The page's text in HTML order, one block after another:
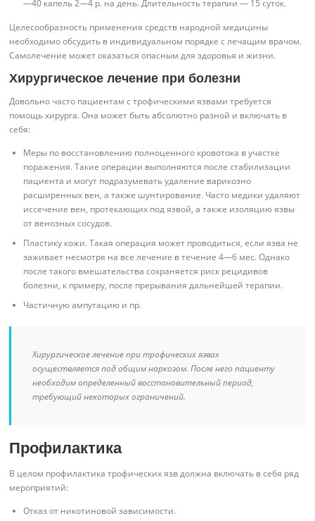
—40 капель 2—4 р. на день. Длительность терапии — 15 суток.
Целесообразность применения средств народной медицины
необходимо обсудить в индивидуальном порядке с лечащим врачом.
Самолечение может оказаться опасным для здоровья и жизни.
Хирургическое лечение при болезни
Довольно часто пациентам с трофическими язвами требуется
помощь хирурга. Она может быть абсолютно разной и включать в
себя:
Меры по восстановлению полноценного кровотока в участке
поражения. Такие операции выполняются после стабилизации
пациента и могут подразумевать удаление варикозно
расширенных вен, а также шунтирование. Часто медики удаляют
иссечение вен, протекающих под язвой, а также изоляцию язвы
от венозных сосудов.
Пластику кожи. Такая операция может проводиться, если язва не
заживает несмотря на все лечение в течение 4—6 мес. Однако
после такого вмешательства сохраняется риск рецидивов
болезни, к примеру, после прерывания дальнейшей терапии.
Частичную ампутацию и пр.
Хирургическое лечение при трофических язвах
осуществляется под общим наркозом. После него пациенту
необходим определенный восстановительный период,
требующий некоторых ограничений.
Профилактика
В целом профилактика трофических язв должна включать в себя ряд
мероприятий:
Отказ от никотиновой зависимости.